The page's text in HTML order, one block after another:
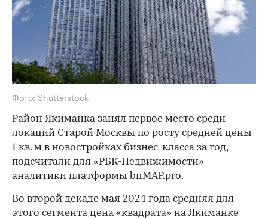
Фото: Shutterstock
Район Якиманка занял первое место среди
локаций Старой Москвы по росту средней цены
1 кв. м в новостройках бизнес-класса за год,
подсчитали для «РБК-Недвижимости»
аналитики платформы bnMAP.pro.
Во второй декаде мая 2024 года средняя для
этого сегмента цена «квадрата» на Якиманке